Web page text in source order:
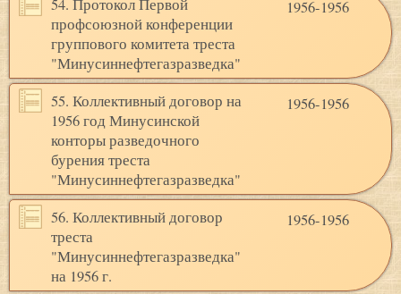
54. Протокол Первой
профсоюзной конференции
группового комитета треста
"Минусиннефтегазразведка"
1956-1956
55. Коллективный договор на
1956 год Минусинской
конторы разведочного
бурения треста
"Минусиннефтегазразведка"
1956-1956
56. Коллективный договор
треста
"Минусиннефтегазразведка"
на 1956 г.
1956-1956